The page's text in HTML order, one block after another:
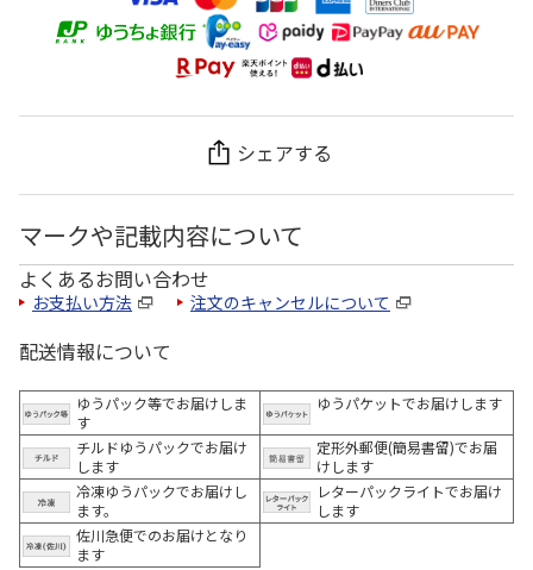
シェアする
マークや記載内容について
よくあるお問い合わせ
お支払い方法 注文のキャンセルについて
配送情報について
ゆうパック等でお届けしま
す
ゆうパケットでお届けします
チルドゆうパックでお届け
します
定形外郵便(簡易書留)でお届
けします
冷凍ゆうパックでお届けし
ます。
レターパックライトでお届け
します
佐川急便でのお届けとなり
ます